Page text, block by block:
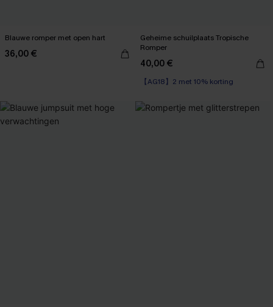
Blauwe romper met open hart
36,00 €
Geheime schuilplaats Tropische
Romper
40,00 €
【AG18】2 met 10% korting